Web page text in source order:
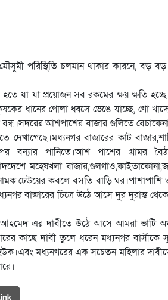
পরিস্থিতি চলমান থাকার কারনে, বড়
যা যা প্রয়োজন সব রকমের ক্ষয় ক্ষতি
ধানের গোলা ধ্বসে ভেঙে যাচ্ছে, গো
বন্ধ।সদরের আশপাশের বাজার গুলিতে
বাজারের কাট
পানিতে।আশ পাশের গ্রামর
মহেষখলা
ঢেউয়ের কবলে বসতি বাড়ি ঘর।পাশাপাশি
বাজারের চিত্রে উঠে আসে দুর দুরান্ত
আহমেদ এর দাবীতে উঠে আসে আমরা ভাটি
কাছে দাবী তুলে ধরেন মধ্যনগর বাসীকে
হউক।এবং মধ্যনগরের এক সচেতন মহিলার